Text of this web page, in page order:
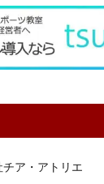
ア・アトリエ